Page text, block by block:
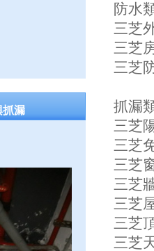
抓漏
防水
三芝
三芝
三芝
抓漏
三芝
三芝
三芝
三芝
三芝
三芝
三芝